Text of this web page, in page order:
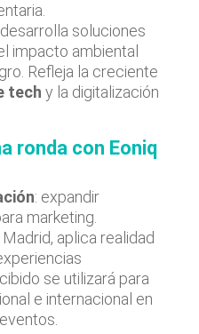
soluciones
impacto ambiental
Refleja la creciente
tech y la digitalización
ronda con Eoniq
: expandir
marketing.
aplica realidad
se utilizará para
e internacional en